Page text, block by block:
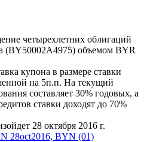
четырехлетних облигаций
(BY50002A4975) объемом BYR
купона в размере ставки
на 5п.п. На текущий
составляет 30% годовых, а
ставки доходят до 70%
28 октября 2016 г.
28oct2016, BYN (01)